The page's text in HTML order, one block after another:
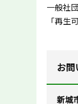
一般社
「再生
お
新城